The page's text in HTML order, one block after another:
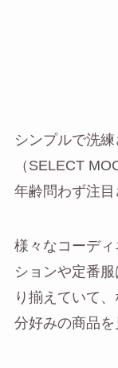
シンプルで洗
（SELECT
年齢問わず注目
様々なコーデ
ションや定番
り揃えていて
分好みの商品を